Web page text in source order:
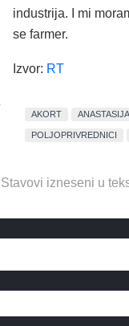
industrija. I mi
se farmer.
Izvor: RT
AKORT
POLJOPRIVREDNICI
Stavovi izneseni u